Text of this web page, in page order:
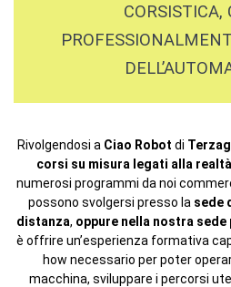
CORSISTICA,
Rivolgendosi a Ciao Robot di
corsi su misura legati alla
numerosi programmi da noi
possono svolgersi presso la sede
distanza, oppure nella nostra
è offrire un’esperienza formativa
how necessario per poter
macchina, sviluppare i percorsi